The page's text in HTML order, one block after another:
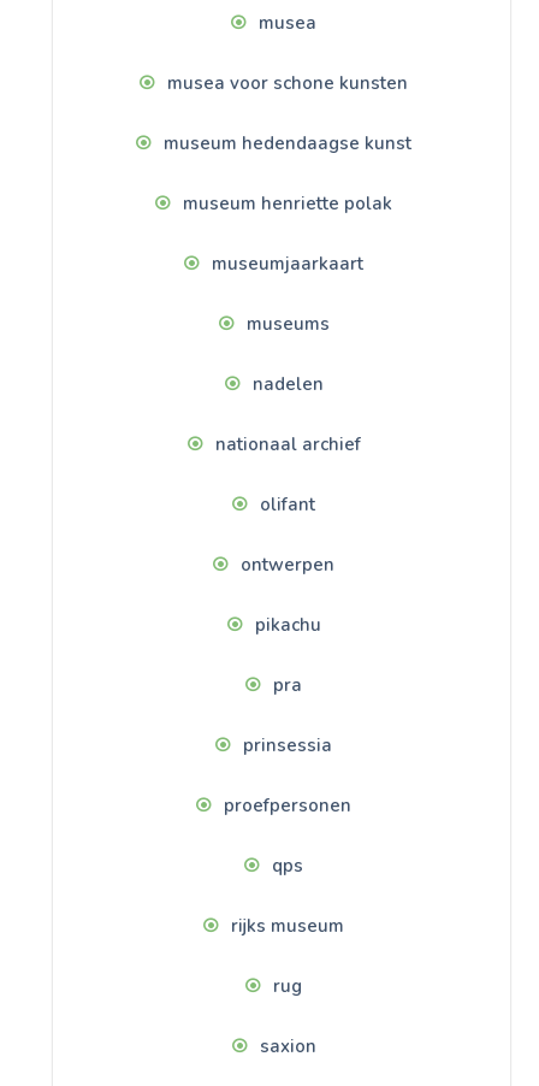
musea
musea voor schone kunsten
museum hedendaagse kunst
museum henriette polak
museumjaarkaart
museums
nadelen
nationaal archief
olifant
ontwerpen
pikachu
pra
prinsessia
proefpersonen
qps
rijks museum
rug
saxion